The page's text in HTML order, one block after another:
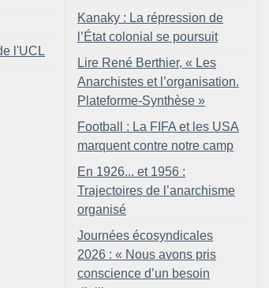
l'UCL
Kanaky : La répression de
l’État colonial se poursuit
Lire René Berthier, « Les
Anarchistes et l’organisation.
Plateforme-Synthèse »
Football : La FIFA et les USA
marquent contre notre camp
En 1926... et 1956 :
Trajectoires de l’anarchisme
organisé
Journées écosyndicales
2026 : « Nous avons pris
conscience d’un besoin